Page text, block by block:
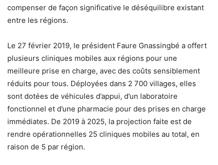
compenser de façon significative le déséquilibre existant
entre les régions.
Le 27 février 2019, le président Faure Gnassingbé a offert
plusieurs cliniques mobiles aux régions pour une
meilleure prise en charge, avec des coûts sensiblement
réduits pour tous. Déployées dans 2 700 villages, elles
sont dotées de véhicules d’appui, d’un laboratoire
fonctionnel et d’une pharmacie pour des prises en charge
immédiates. De 2019 à 2025, la projection faite est de
rendre opérationnelles 25 cliniques mobiles au total, en
raison de 5 par région.